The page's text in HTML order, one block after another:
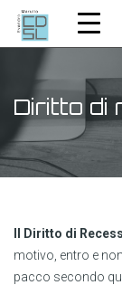
Diritto di
Il Diritto di
motivo, entro e
pacco secondo